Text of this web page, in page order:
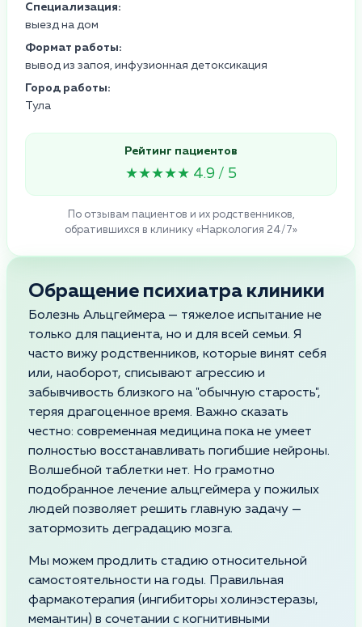
Специализация:
выезд на дом
Формат работы:
вывод из запоя, инфузионная детоксикация
Город работы:
Тула
Рейтинг пациентов
★★★★★ 4.9 / 5
По отзывам пациентов и их родственников,
обратившихся в клинику «Наркология 24/7»
Обращение психиатра клиники
Болезнь Альцгеймера — тяжелое испытание не
только для пациента, но и для всей семьи. Я
часто вижу родственников, которые винят себя
или, наоборот, списывают агрессию и
забывчивость близкого на "обычную старость",
теряя драгоценное время. Важно сказать
честно: современная медицина пока не умеет
полностью восстанавливать погибшие нейроны.
Волшебной таблетки нет. Но грамотно
подобранное лечение альцгеймера у пожилых
людей позволяет решить главную задачу —
затормозить деградацию мозга.
Мы можем продлить стадию относительной
самостоятельности на годы. Правильная
фармакотерапия (ингибиторы холинэстеразы,
мемантин) в сочетании с когнитивными